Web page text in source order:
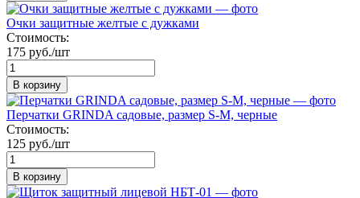
Очки защитные желтые с дужками
Стоимость:
175 руб./шт
В корзину
Перчатки GRINDA садовые, размер S-M, черные
Стоимость:
125 руб./шт
В корзину